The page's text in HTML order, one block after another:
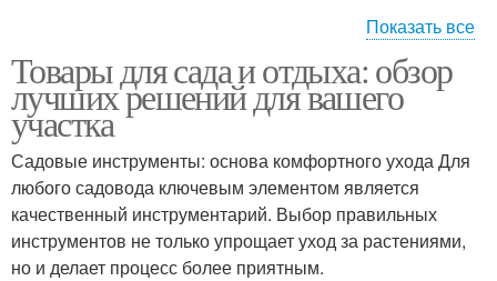
Сезонные товары
Показать все
Товары для сада и отдыха: обзор
лучших решений для вашего
участка
Садовые инструменты: основа комфортного ухода Для
любого садовода ключевым элементом является
качественный инструментарий. Выбор правильных
инструментов не только упрощает уход за растениями,
но и делает процесс более приятным.